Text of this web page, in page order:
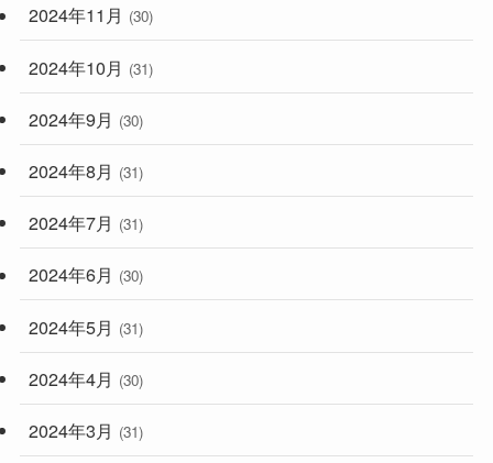
2024年11月 (30)
2024年10月 (31)
2024年9月 (30)
2024年8月 (31)
2024年7月 (31)
2024年6月 (30)
2024年5月 (31)
2024年4月 (30)
2024年3月 (31)